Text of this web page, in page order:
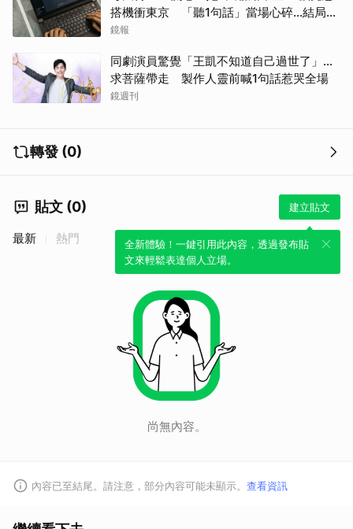
搭機衝東京 「聽1句話」當場心碎...結局看
哭網
鏡報
同劇演員驚覺「王凱不知道自己過世了」...
求菩薩帶走 製作人靈前喊1句話惹哭全場
鏡週刊
轉發 (0)
貼文 (0) 建立貼文
全新體驗！一鍵引用此內容，透過發布貼
文來輕鬆表達個人立場。
最新 熱門
尚無內容。
內容已至結尾。請注意，部分內容可能未顯示。 查看資訊